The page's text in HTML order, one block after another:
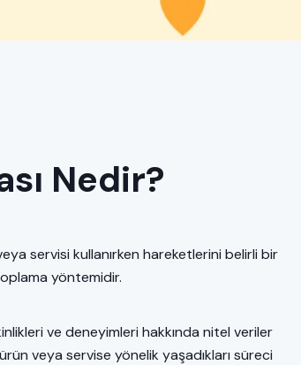
Nedir?
servisi kullanırken hareketlerini belirli bir
yöntemidir.
ve deneyimleri hakkında nitel veriler
veya servise yönelik yaşadıkları süreci